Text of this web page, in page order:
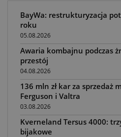
BayWa: restrukturyzacja
roku
05.08.2026
Awaria kombajnu podczas
przestój
04.08.2026
136 mln zł kar za sprzedaż
Ferguson i Valtra
03.08.2026
Kverneland Tersus 4000:
bijakowe